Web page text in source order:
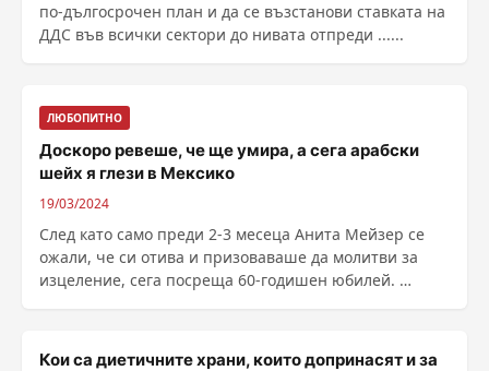
по-дългосрочен план и да се възстанови ставката на
ДДС във всички сектори до нивата отпреди ......
ЛЮБОПИТНО
Доскоро ревеше, че ще умира, а сега арабски
шейх я глези в Мексико
19/03/2024
След като само преди 2-3 месеца Анита Мейзер се
ожали, че си отива и призоваваше да молитви за
изцеление, сега посреща 60-годишен юбилей.
Кои са диетичните храни, които допринасят и за